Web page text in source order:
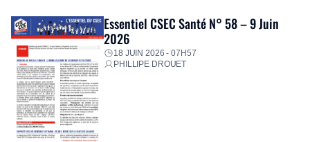
Essentiel CSEC Santé N° 58 – 9 Juin
2026
18 JUIN 2026 - 07H57
PHILLIPE DROUET